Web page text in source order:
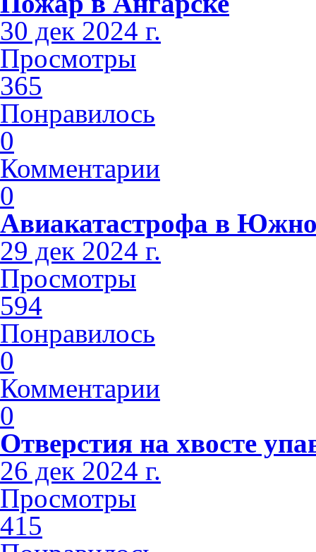
30 дек 2024 г.
Просмотры
365
Понравилось
0
Комментарии
0
Авиакатастрофа в
29 дек 2024 г.
Просмотры
594
Понравилось
0
Комментарии
0
Отверстия на хвосте
26 дек 2024 г.
Просмотры
415